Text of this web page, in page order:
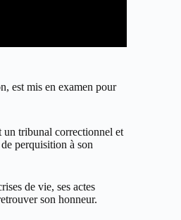
est mis en examen pour
un tribunal correctionnel et
perquisition à son
de vie, ses actes
son honneur.